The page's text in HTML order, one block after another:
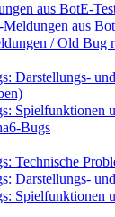
aus BotE-
aus
/ Old Bug
Darstellungs-
Spielfunktionen
Bugs
Technische
Darstellungs-
Spielfunktionen